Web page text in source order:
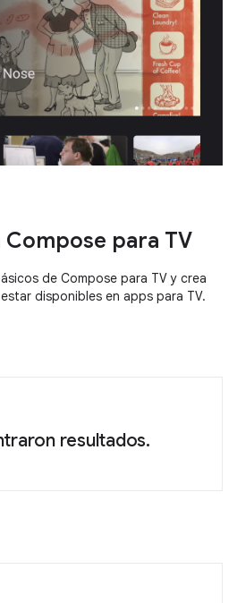
para TV
de Compose para TV y crea
disponibles en apps para TV.
resultados.